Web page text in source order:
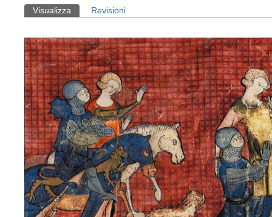
Schede primarie
Visualizza (scheda attiva)
Revisioni